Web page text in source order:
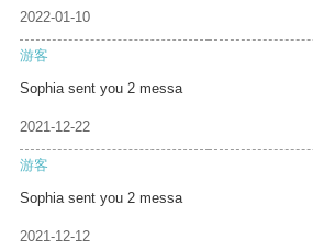
2022-01-10
游客
Sophia sent you 2 messa
2021-12-22
游客
Sophia sent you 2 messa
2021-12-12